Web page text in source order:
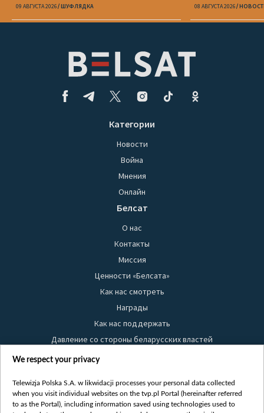
09 АВГУСТА 2026 ШУФЛЯДКА 08 АВГУСТА 2026
Категории
Новости
Война
Мнения
Онлайн
Белсат
О нас
Контакты
Миссия
Ценности «Белсата»
Как нас смотреть
Награды
Как нас поддержать
Давление со стороны беларусских властей
Правила использования материалов
Безопасность
Youtube
We respect your privacy
Telewizja Polska S.A. w likwidacji processes your personal data collected
when you visit individual websites on the tvp.pl Portal (hereinafter referred
to as the Portal), including information saved using technologies used to